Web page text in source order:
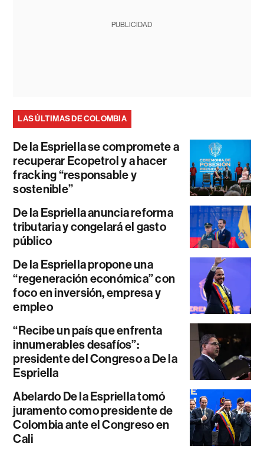
PUBLICIDAD
LAS ÚLTIMAS DE COLOMBIA
De la Espriella se compromete a
recuperar Ecopetrol y a hacer
fracking “responsable y
sostenible”
De la Espriella anuncia reforma
tributaria y congelará el gasto
público
De la Espriella propone una
“regeneración económica” con
foco en inversión, empresa y
empleo
“Recibe un país que enfrenta
innumerables desafíos”:
presidente del Congreso a De la
Espriella
Abelardo De la Espriella tomó
juramento como presidente de
Colombia ante el Congreso en
Cali